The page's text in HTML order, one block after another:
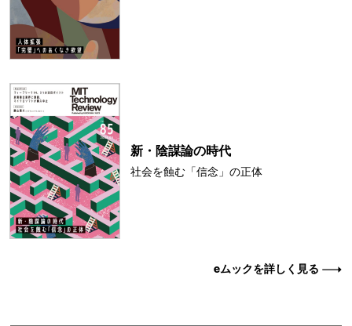
新・陰謀論の時代
社会を蝕む「信念」の正体
eムックを詳しく見る